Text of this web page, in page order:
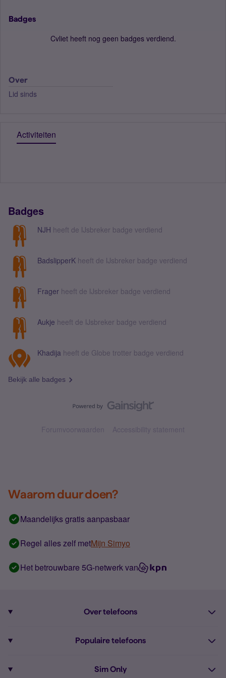
Badges
Cvliet heeft nog geen badges verdiend.
Over
Lid sinds
Activiteiten
Badges
NJH heeft de IJsbreker badge verdiend
BadslipperK heeft de IJsbreker badge verdiend
Frager heeft de IJsbreker badge verdiend
Aukje heeft de IJsbreker badge verdiend
Khadija heeft de Globe trotter badge verdiend
Bekijk alle badges
Forumvoorwaarden Accessibility statement
Waarom duur doen?
Maandelijks gratis aanpasbaar
Regel alles zelf metMijn Simyo
Het betrouwbare 5G-netwerk van
Over telefoons
Alle telefoons
Populaire telefoons
Sim Only